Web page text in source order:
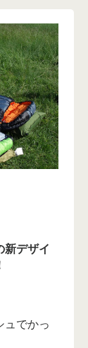
新デザイ
ュでかっ